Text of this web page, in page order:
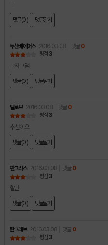
ㄱ
댓글(0 ) 댓글달기
두산베에어스 2016.03.08 댓글 0
평점 3
그저그럼
댓글(0 ) 댓글달기
델로브 2016.03.08 댓글 0
평점 3
추천이요
댓글(0 ) 댓글달기
판그라스 2016.03.08 댓글 0
평점 3
할만
댓글(0 ) 댓글달기
탄그레브 2016.03.08 댓글 0
평점 3